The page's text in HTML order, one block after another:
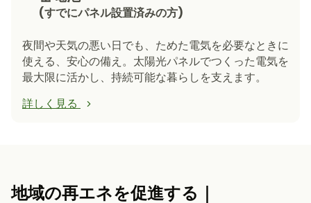
(すでにパネル設置済みの方)
夜間や天気の悪い日でも、ためた電気を必要なときに
使える、安心の備え。 太陽光パネルでつくった電気を
最大限に活かし、持続可能な暮らしを支えます。
詳しく見る
地域の再エネを促進する｜